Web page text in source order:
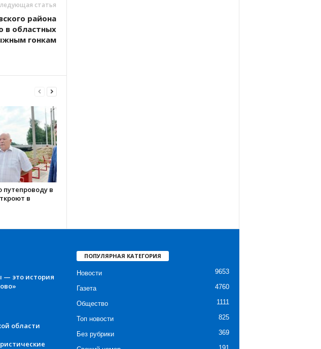
статья
района
в областных
гонкам
в
в
— это история
области
ПОПУЛЯРНАЯ КАТЕГОРИЯ
Новости 9653
Газета 4760
Общество 1111
Топ новости 825
Без рубрики 369